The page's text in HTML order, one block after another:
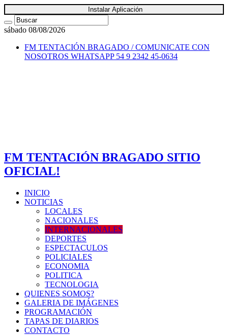
Instalar Aplicación
sábado 08/08/2026
FM TENTACIÓN BRAGADO / COMUNICATE CON
NOSOTROS WHATSAPP 54 9 2342 45-0634
FM TENTACIÓN BRAGADO SITIO
OFICIAL!
INICIO
NOTICIAS
LOCALES
NACIONALES
INTERNACIONALES
DEPORTES
ESPECTACULOS
POLICIALES
ECONOMIA
POLITICA
TECNOLOGIA
QUIENES SOMOS?
GALERIA DE IMÁGENES
PROGRAMACIÓN
TAPAS DE DIARIOS
CONTACTO